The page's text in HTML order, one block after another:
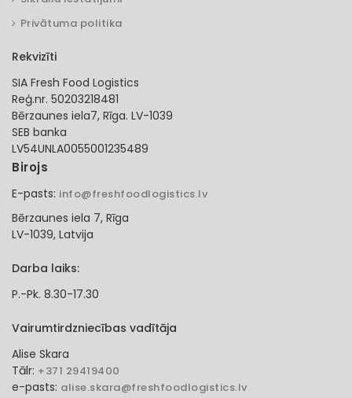
Privātuma politika
Rekvizīti
SIA Fresh Food Logistics
Reģ.nr. 50203218481
Bērzaunes iela7, Rīga. LV-1039
SEB banka
LV54UNLA0055001235489
Birojs
E-pasts: info@freshfoodlogistics.lv
Bērzaunes iela 7, Rīga
LV-1039, Latvija
Darba laiks:
P.-Pk. 8.30-17.30
Vairumtirdzniecības vadītāja
Alise Skara
Tālr: +371 29419400
e-pasts: alise.skara@freshfoodlogistics.lv